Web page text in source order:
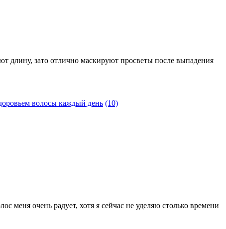
длину, зато отлично маскируют просветы после выпадения
волосы каждый день (10)
меня очень радует, хотя я сейчас не уделяю столько времени